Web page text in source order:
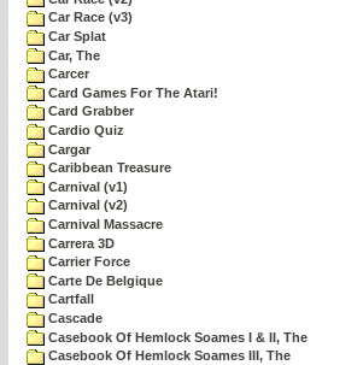
Car Race (v3)
Car Splat
Car, The
Carcer
Card Games For The Atari!
Card Grabber
Cardio Quiz
Cargar
Caribbean Treasure
Carnival (v1)
Carnival (v2)
Carnival Massacre
Carrera 3D
Carrier Force
Carte De Belgique
Cartfall
Cascade
Casebook Of Hemlock Soames I & II, The
Casebook Of Hemlock Soames III, The